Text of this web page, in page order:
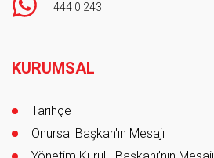
444 0 243
KURUMSAL
Tarihçe
Onursal Başkan'ın Mesajı